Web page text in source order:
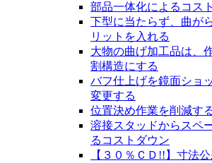
部品一体化によるコス
下型に当たらず、曲が
リットを入れる
大物の曲げ加工品は、
割構造にする
バフ仕上げを鏡面ショ
変更する
位置決め作業を削減す
溶接スタッドからスペ
るコストダウン
【３０％ＣＤ!!】寸法